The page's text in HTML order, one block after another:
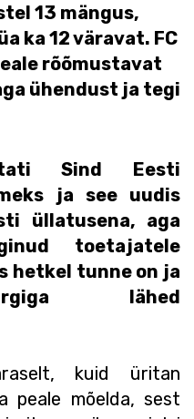
13 mängus,
ka 12 väravat. FC
rõõmustavat
ühendust ja tegi
Sind Eesti
ja see uudis
üllatusena, aga
toetajatele
hetkel tunne on ja
lähed
kuid üritan
peale mõelda, sest